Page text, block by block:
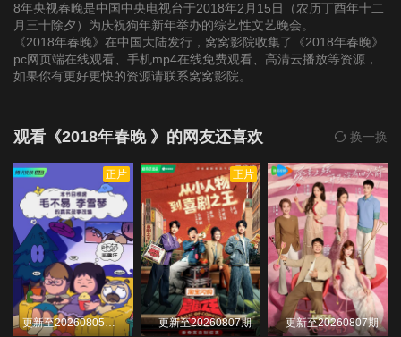
8年央视春晚是中国中央电视台于2018年2月15日（农历丁酉年十二
月三十除夕）为庆祝狗年新年举办的综艺性文艺晚会。
《2018年春晚》在中国大陆发行，窝窝影院收集了《2018年春晚》
pc网页端在线观看、手机mp4在线免费观看、高清云播放等资源，
如果你有更好更快的资源请联系窝窝影院。
观看《2018年春晚 》的网友还喜欢 换一换
正片
更新至20260805（期
正片
更新至20260807期 更新至20260807期